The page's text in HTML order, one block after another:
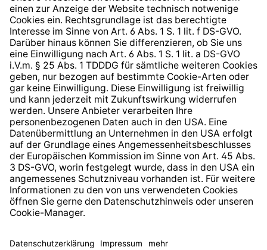
Hinweisgeberschutzsystem
Barrierefreiheit
* Alle Preise inkl. gesetzl. Mehrwertsteuer zzgl.
anders angegeben.